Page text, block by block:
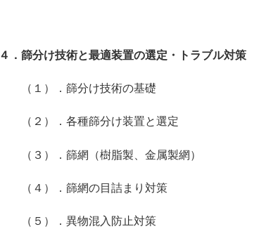
４．篩分け技術と最適装置の選定・トラブル対策
（１）．篩分け技術の基礎
（２）．各種篩分け装置と選定
（３）．篩網（樹脂製、金属製網）
（４）．篩網の目詰まり対策
（５）．異物混入防止対策